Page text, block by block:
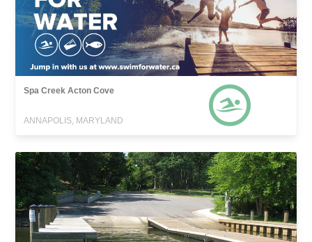
Spa Creek Acton Cove
ANNAPOLIS, MARYLAND